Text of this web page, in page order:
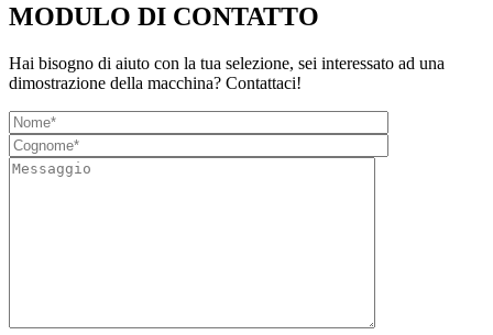
MODULO DI CONTATTO
Hai bisogno di aiuto con la tua selezione, sei interessato ad una
dimostrazione della macchina? Contattaci!